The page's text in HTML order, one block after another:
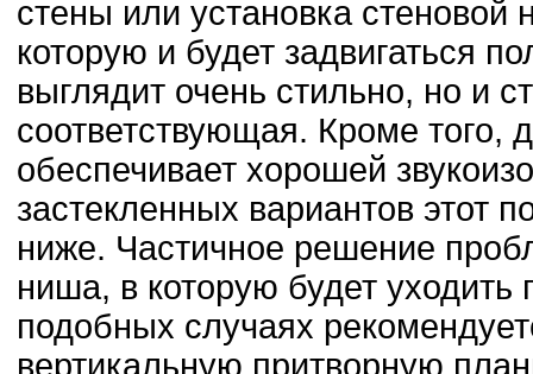
стены или установка стеновой
которую и будет задвигаться
выглядит очень стильно, но и
соответствующая. Кроме того,
обеспечивает хорошей
застекленных вариантов этот
ниже. Частичное решение
ниша, в которую будет уходить
подобных случаях
вертикальную притворную